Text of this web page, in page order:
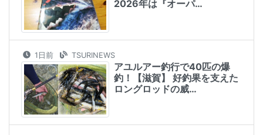
2026年は『オーパ…
1日前 TSURINEWS
アユルアー釣行で40匹の爆
釣！【滋賀】 好釣果を支えた
ロングロッドの威…